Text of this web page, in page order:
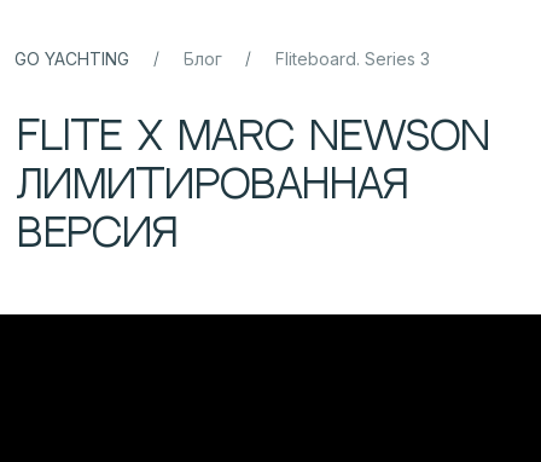
GO YACHTING / Блог / Fliteboard. Series 3
Лимитированная
версия